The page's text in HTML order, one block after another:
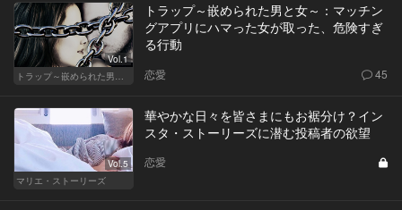
Vol.1
トラップ～嵌められた男と女～
トラップ～嵌められた男と女～：マッチン
グアプリにハマった女が取った、危険すぎ
る行動
恋愛 45
Vol.5
マリエ・ストーリーズ
華やかな日々を皆さまにもお裾分け？イン
スタ・ストーリーズに潜む投稿者の欲望
恋愛